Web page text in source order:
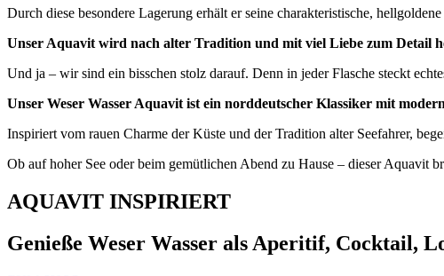
Durch diese besondere Lagerung erhält er seine charakteristische,
Unser Aquavit wird nach alter Tradition und mit viel Liebe zum Detail
Und ja – wir sind ein bisschen stolz darauf. Denn in jeder Flasche steckt
Unser Weser Wasser Aquavit ist ein norddeutscher Klassiker mit
Inspiriert vom rauen Charme der Küste und der Tradition alter Seefahrer,
Ob auf hoher See oder beim gemütlichen Abend zu Hause – dieser Aquavit
AQUAVIT INSPIRIERT
Genieße Weser Wasser als Aperitif, Cocktail,